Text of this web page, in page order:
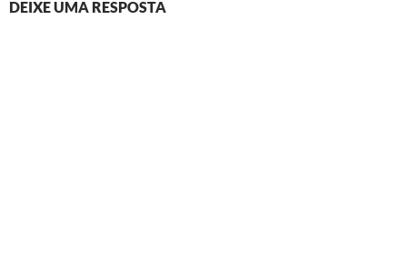
DEIXE UMA RESPOSTA